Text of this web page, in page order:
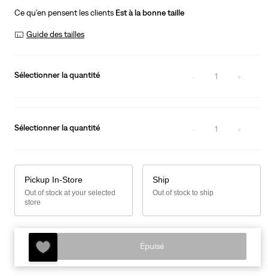
Ce qu’en pensent les clients Est à la bonne taille
Guide des tailles
Sélectionner la quantité 1
Sélectionner la quantité 1
Pickup In-Store
Out of stock at your selected
store
Ship
Out of stock to ship
Épuisé